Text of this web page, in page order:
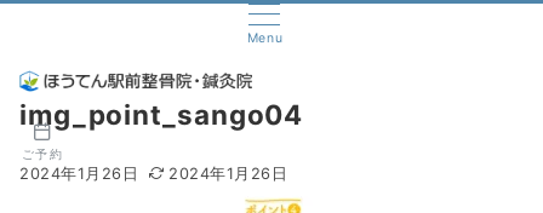
Menu
ご予約
img_point_sango04
2024年1月26日 2024年1月26日